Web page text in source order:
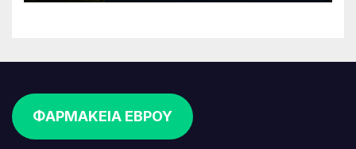
ΦΑΡΜΑΚΕΙΑ ΕΒΡΟΥ